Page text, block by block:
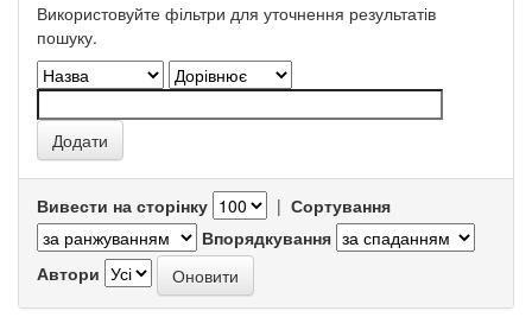
Використовуйте фільтри для уточнення результатів
пошуку.
Вивести на сторінку | Сортування
Впорядкування
Автори